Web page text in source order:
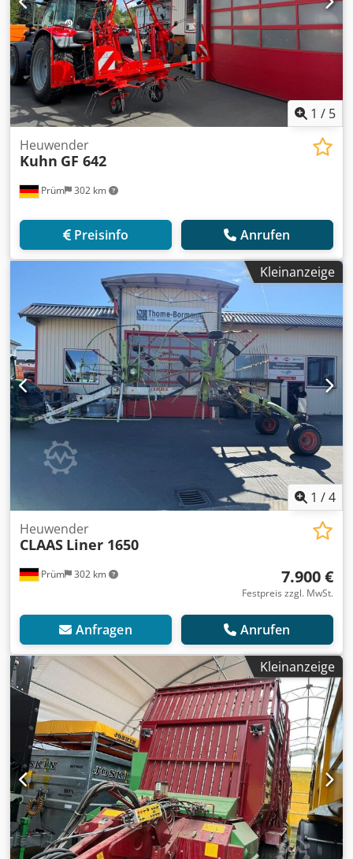
1 / 5
Prüm 302 km
Heuwender
Kuhn GF 642
Preisinfo Anrufen
Kleinanzeige
1 /4
Prüm 302 km
Heuwender
CLAAS Liner 1650
7.900 €
Festpreis zzgl. MwSt.
Anfragen Anrufen
Kleinanzeige